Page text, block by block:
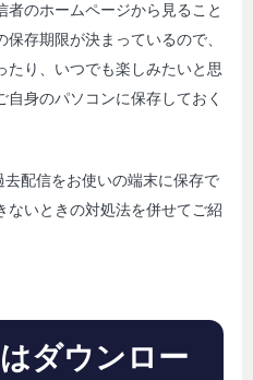
のホームページから見ること
存期限が決まっているので、
たり、いつでも楽しみたいと思
身のパソコンに保存しておく
配信をお使いの端末に保存で
ないときの対処法を併せてご紹
ダウンロー